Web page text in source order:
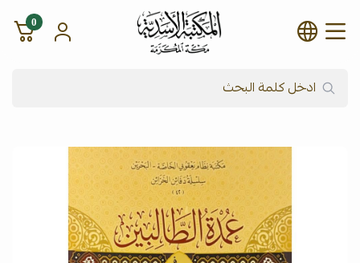
شركة المكتبة الأسدية للنشر
0